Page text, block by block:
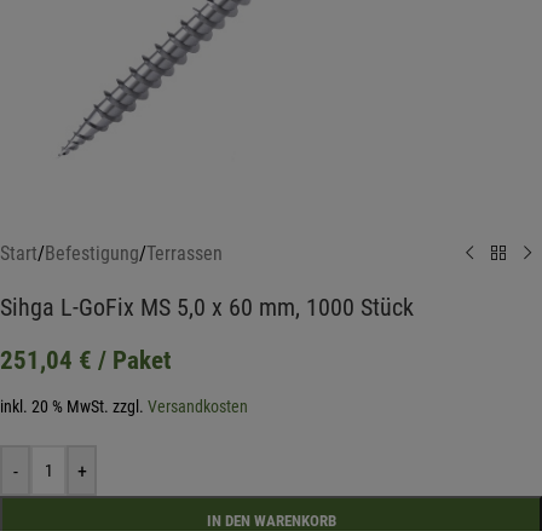
Start/Befestigung/Terrassen
Sihga L-GoFix MS 5,0 x 60 mm, 1000 Stück
251,04 € / Paket
inkl. 20 % MwSt. zzgl. Versandkosten
- +
IN DEN WARENKORB